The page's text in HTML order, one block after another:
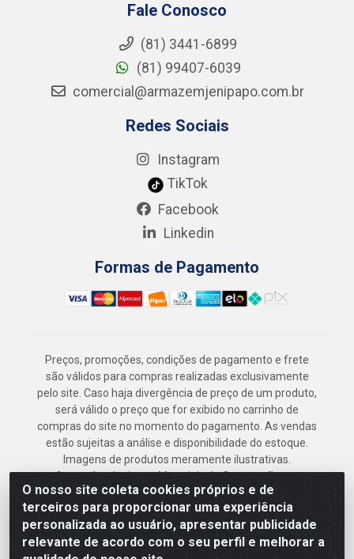
O nosso site coleta cookies próprios e de
terceiros para proporcionar uma experiência
personalizada ao usuário, apresentar publicidade
relevante de acordo com o seu perfil e melhorar a
Fale Conosco
(81) 3441-6899
(81) 99407-6039
comercial@armazemjenipapo.com.br
Redes Sociais
Instagram
TikTok
Facebook
Linkedin
Formas de Pagamento
Preços, promoções, condições de pagamento e frete
são válidos para compras realizadas exclusivamente
pelo site. Caso haja divergência de preço de um produto,
será válido o preço que for exibido no carrinho de
compras do site no momento do pagamento. As vendas
estão sujeitas a análise e disponibilidade do estoque.
Imagens de produtos meramente ilustrativas.
Armazém Jenipapo Materiais de Construção em
Geral LTDA - Rua das Flores, 2691 - Guabiraba,
Recife/PE - CEP 52.291-630 - CNPJ
41.097.379/0001-